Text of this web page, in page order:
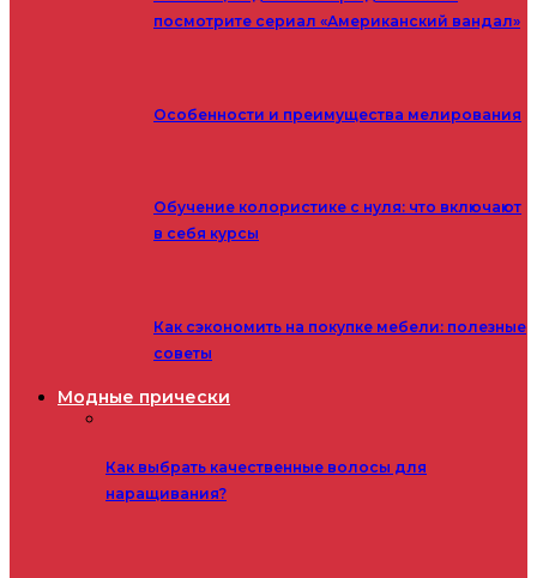
посмотрите сериал «Американский вандал»
Особенности и преимущества мелирования
Обучение колористике с нуля: что включают
в себя курсы
Как сэкономить на покупке мебели: полезные
советы
Модные прически
Как выбрать качественные волосы для
наращивания?